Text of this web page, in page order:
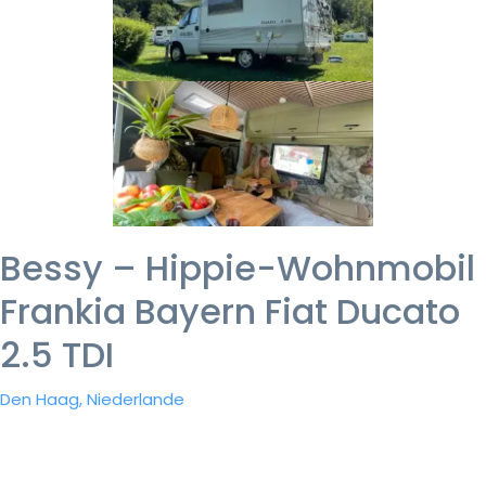
Bessy – Hippie-Wohnmobil
Frankia Bayern Fiat Ducato
2.5 TDI
Den Haag, Niederlande